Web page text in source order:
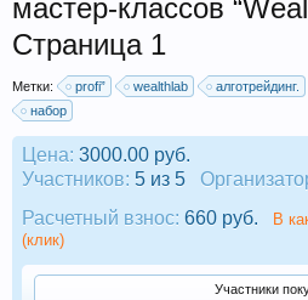
мастер-классов
Страница 1
Метки: profi” wealthlab алготрейдинг.
набор
Цена: 3000.00 руб.
Участников: 5 из 5
Расчетный взнос: 660 руб.
В
(клик)
Участники